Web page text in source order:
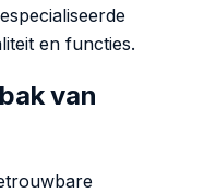
en functies.
van